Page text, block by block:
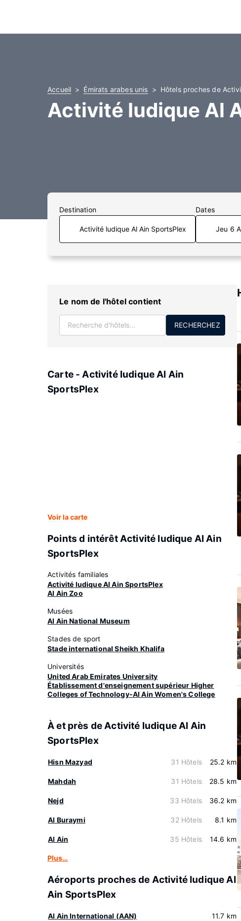
Accueil Émirats arabes unis Hôtels proches de
Activité ludique Al
Destination Dates
Jeu 6
Le nom de l'hôtel contient
RECHERCHEZ
Carte - Activité ludique Al Ain
SportsPlex
Voir la carte
Points d intérêt Activité ludique Al Ain
SportsPlex
Activités familiales
Activité ludique Al Ain SportsPlex
Al Ain Zoo
Musées
Al Ain National Museum
Stades de sport
Stade international Sheikh Khalifa
Universités
United Arab Emirates University
Établissement d'enseignement supérieur Higher
Colleges of Technology-Al Ain Women's College
À et près de Activité ludique Al Ain
SportsPlex
Hisn Mazyad 31 Hôtels 25.2 km
Mahdah 31 Hôtels 28.5 km
Nejd 33 Hôtels 36.2 km
Al Buraymi 32 Hôtels 8.1 km
Al Ain 35 Hôtels 14.6 km
Plus…
Aéroports proches de Activité ludique Al
Ain SportsPlex
Al Ain International (AAN) 11.7 km